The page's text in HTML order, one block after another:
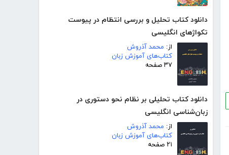
دانلود کتاب تحلیل و بررسی انتظام در پیوست
تکواژهای انگلیسی
از: محمد آذروش
کتاب‌های آموزش زبان
۳۷ صفحه
دانلود کتاب تحلیلی بر نظام نحو دستوری در
زبان‌شناسی انگلیسی
از: محمد آذروش
کتاب‌های آموزش زبان
۲۱ صفحه